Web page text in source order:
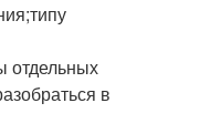
отдельных
в